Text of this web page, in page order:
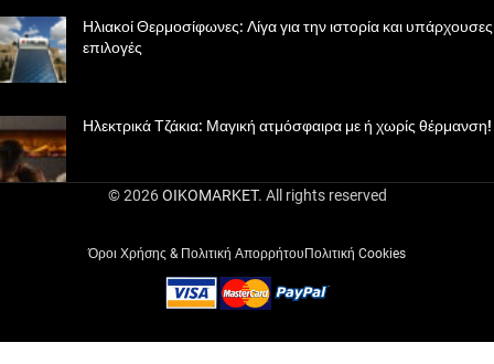
Ηλιακοί Θερμοσίφωνες: Λίγα για την ιστορία και υπάρχουσες
επιλογές
Ηλεκτρικά Τζάκια: Μαγική ατμόσφαιρα με ή χωρίς θέρμανση!
© 2026OIKOMARKET. All rights reserved
Όροι Χρήσης & Πολιτική Απορρήτου Πολιτική Cookies